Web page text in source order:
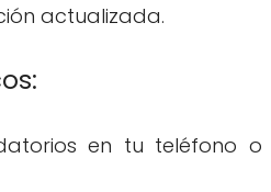
actualizada.
en tu teléfono o